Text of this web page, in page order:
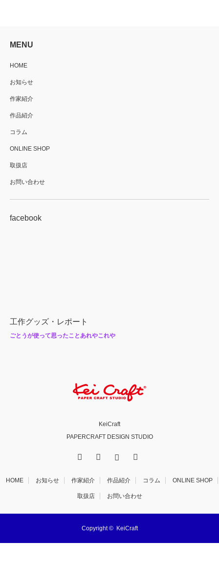
MENU
HOME
お知らせ
作家紹介
作品紹介
コラム
ONLINE SHOP
取扱店
お問い合わせ
facebook
工作グッズ・レポート
ごとうが使って思ったことあれやこれや
KeiCraft
PAPERCRAFT DESIGN STUDIO
HOME お知らせ 作家紹介 作品紹介 コラム ONLINE SHOP
取扱店 お問い合わせ
Copyright © KeiCraft